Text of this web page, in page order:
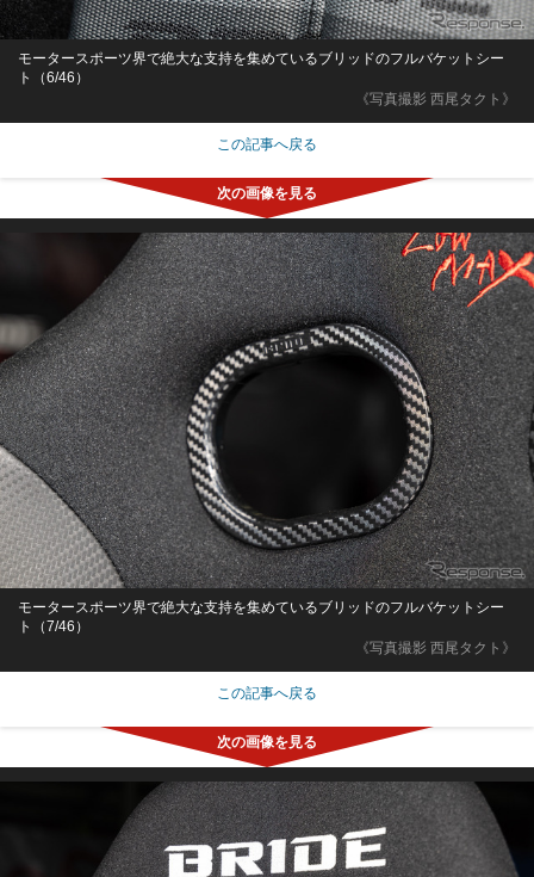
《写真撮影 西尾タクト》
モータースポーツ界で絶大な支持を集めているブリッドのフルバケットシー
ト（6/46）
この記事へ戻る
《写真撮影 西尾タクト》
モータースポーツ界で絶大な支持を集めているブリッドのフルバケットシー
ト（7/46）
この記事へ戻る